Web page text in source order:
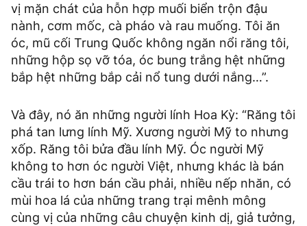
vị mặn chát của hỗn hợp muối biển trộn đậu
nành, cơm mốc, cà pháo và rau muống. Tôi ăn
óc, mũ cối Trung Quốc không ngăn nổi răng tôi,
những hộp sọ vỡ tóa, óc bung trắng hệt những
bắp hệt những bắp cải nổ tung dưới nắng…”.
Và đây, nó ăn những người lính Hoa Kỳ: “Răng tôi
phá tan lưng lính Mỹ. Xương người Mỹ to nhưng
xốp. Răng tôi bửa đầu lính Mỹ. Óc người Mỹ
không to hơn óc người Việt, nhưng khác là bán
cầu trái to hơn bán cầu phải, nhiều nếp nhăn, có
mùi hoa lá của những trang trại mênh mông
cùng vị của những câu chuyện kinh dị, giả tưởng,